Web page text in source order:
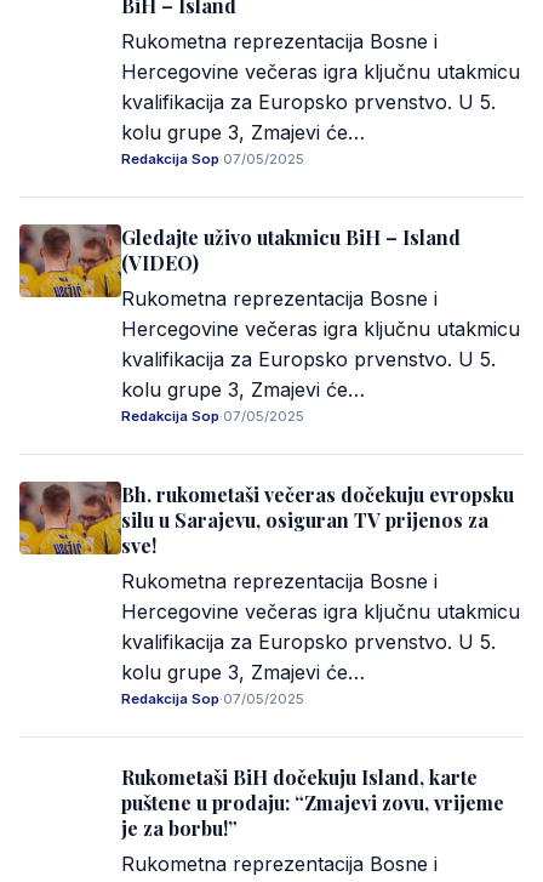
BiH – Island
Rukometna reprezentacija Bosne i
Hercegovine večeras igra ključnu utakmicu
kvalifikacija za Europsko prvenstvo. U 5.
kolu grupe 3, Zmajevi će…
Redakcija Sop·07/05/2025
Gledajte uživo utakmicu BiH – Island
(VIDEO)
Rukometna reprezentacija Bosne i
Hercegovine večeras igra ključnu utakmicu
kvalifikacija za Europsko prvenstvo. U 5.
kolu grupe 3, Zmajevi će…
Redakcija Sop·07/05/2025
Bh. rukometaši večeras dočekuju evropsku
silu u Sarajevu, osiguran TV prijenos za
sve!
Rukometna reprezentacija Bosne i
Hercegovine večeras igra ključnu utakmicu
kvalifikacija za Europsko prvenstvo. U 5.
kolu grupe 3, Zmajevi će…
Redakcija Sop·07/05/2025
Rukometaši BiH dočekuju Island, karte
puštene u prodaju: “Zmajevi zovu, vrijeme
je za borbu!”
Rukometna reprezentacija Bosne i